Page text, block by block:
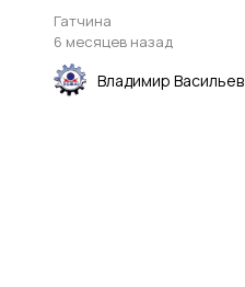
Гатчина
6 месяцев назад
Владимир Васильев